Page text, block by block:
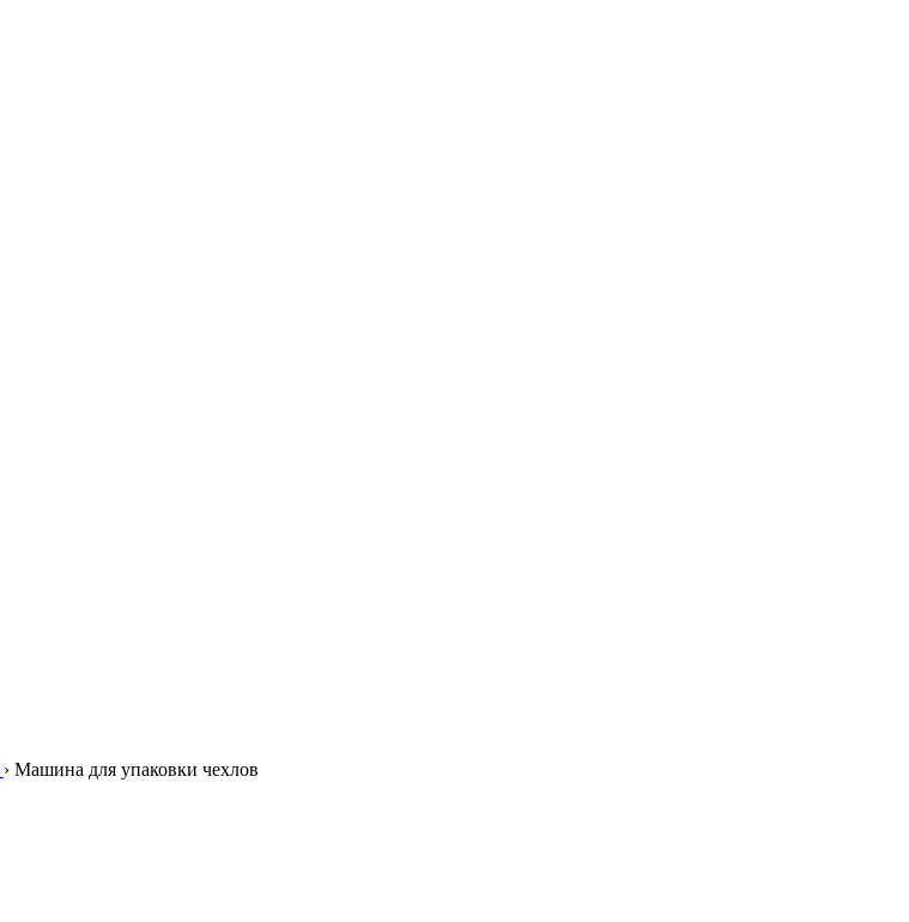
› Машина для упаковки чехлов